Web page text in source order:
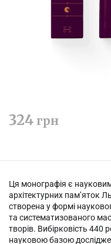
324 грн
Ця монографія є
архітектурних пам’яток
створена у формі
та систематизованого
творів. Вибірковість 440
науковою базою